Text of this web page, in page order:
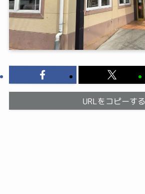
URLをコピーする